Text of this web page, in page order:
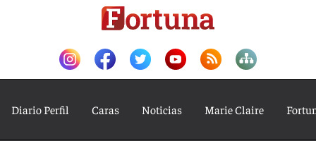
Diario Perfil Caras Noticias Marie Claire